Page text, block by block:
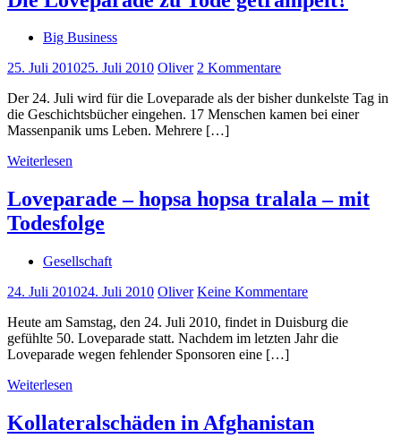
Big Business
25. Juli 201025. Juli 2010 Oliver 2 Kommentare
Der 24. Juli wird für die Loveparade als der bisher dunkelste Tag in
die Geschichtsbücher eingehen. 17 Menschen kamen bei einer
Massenpanik ums Leben. Mehrere […]
Weiterlesen
Loveparade – hopsa hopsa tralala – mit
Todesfolge
Gesellschaft
24. Juli 201024. Juli 2010 Oliver Keine Kommentare
Heute am Samstag, den 24. Juli 2010, findet in Duisburg die
gefühlte 50. Loveparade statt. Nachdem im letzten Jahr die
Loveparade wegen fehlender Sponsoren eine […]
Weiterlesen
Kollateralschäden in Afghanistan